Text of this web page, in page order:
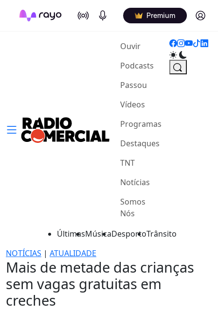
On Air Podcasts Premium Log in
Ouvir(current)
Podcasts
Passou
Vídeos
Programas
Destaques
TNT
Notícias
Somos
Nós
ÚltimasMúsicaDesportoTrânsito
NOTÍCIAS | ATUALIDADE
Mais de metade das crianças
sem vagas gratuitas em
creches